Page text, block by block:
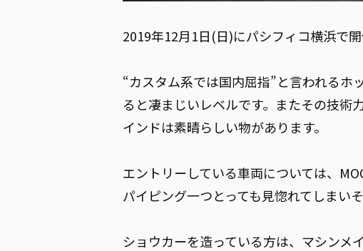
2019年12月1日(日)にパシフィコ横浜で
“カスタム系では国内屈指”と言われるホ
ると凄まじいレベルです。またその技術
インドは素晴らしい物があります。
エントリーしている車両については、
パイピング一つとっても見惚れてしまいそ
ショウカーを造っている方は、マシンメ